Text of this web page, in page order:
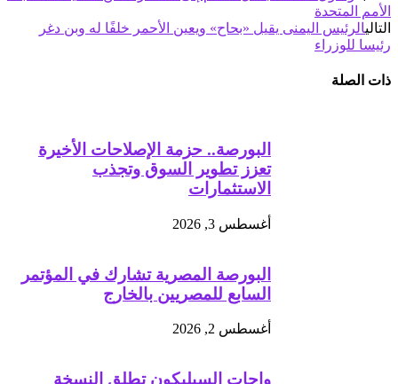
الأمم المتحدة
التاليالرئيس اليمنى يقيل «بحاح» ويعين الأحمر خلفًا له وبن دغر
رئيسا للوزراء
ذات الصلة
البورصة.. حزمة الإصلاحات الأخيرة
تعزز تطوير السوق وتجذب
الاستثمارات
أغسطس 3, 2026
البورصة المصرية تشارك في المؤتمر
السابع للمصريين بالخارج
أغسطس 2, 2026
واحات السيليكون تطلق النسخة